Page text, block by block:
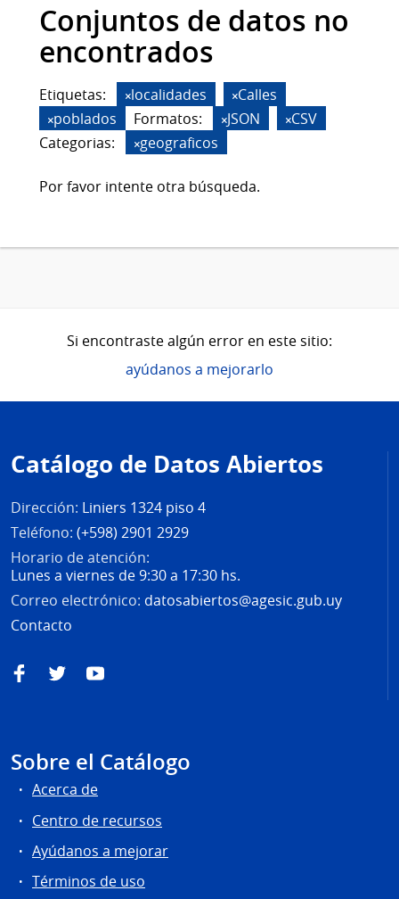
Conjuntos de datos no
encontrados
Etiquetas: localidades
Calles
poblados
Formatos: JSON
CSV
Categorias:
geograficos
Por favor intente otra búsqueda.
Si encontraste algún error en este sitio:
ayúdanos a mejorarlo
de
página
Catálogo de Datos Abiertos
Dirección: Liniers 1324 piso 4
Teléfono: (+598) 2901 2929
Horario de atención:
Lunes a viernes de 9:30 a 17:30 hs.
Correo electrónico: datosabiertos@agesic.gub.uy
Contacto
FacebookTwitterYouTube
Sobre el Catálogo
Acerca de
Centro de recursos
Ayúdanos a mejorar
Términos de uso